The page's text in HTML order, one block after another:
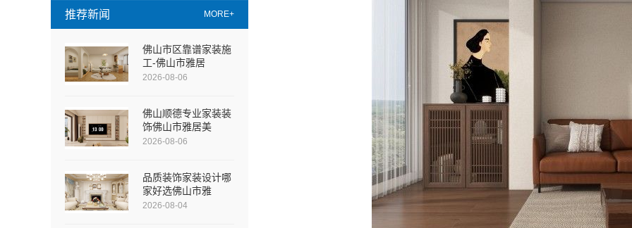
推荐新闻 MORE+
佛山市区靠谱家装施
工-佛山市雅居
2026-08-06
佛山顺德专业家装装
饰佛山市雅居美
2026-08-06
品质装饰家装设计哪
家好选佛山市雅
2026-08-04